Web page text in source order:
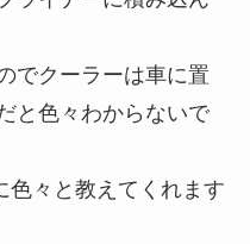
でクーラーは車に置
と色々わからないで
色々と教えてくれます